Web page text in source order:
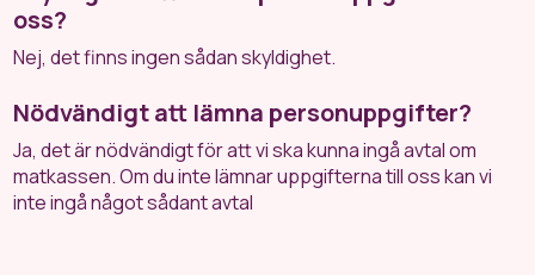
oss?
Nej, det finns ingen sådan skyldighet.
Nödvändigt att lämna personuppgifter?
Ja, det är nödvändigt för att vi ska kunna ingå avtal om
matkassen. Om du inte lämnar uppgifterna till oss kan vi
inte ingå något sådant avtal